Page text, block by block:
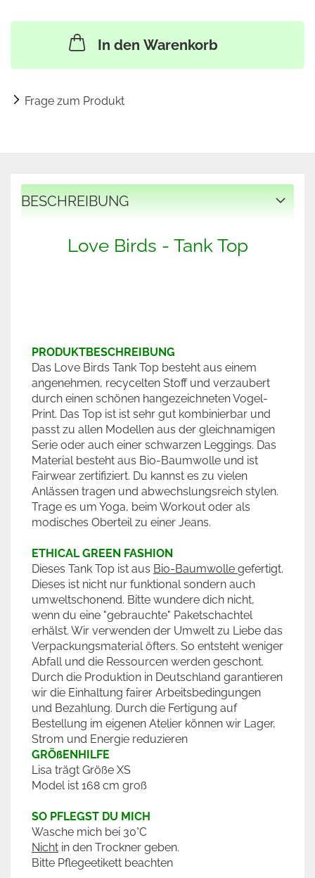
In den Warenkorb
Frage zum Produkt
BESCHREIBUNG
Love Birds - Tank Top
PRODUKTBESCHREIBUNG
Das Love Birds Tank Top besteht aus einem
angenehmen, recycelten Stoff und verzaubert
durch einen schönen hangezeichneten Vogel-
Print. Das Top ist ist sehr gut kombinierbar und
passt zu allen Modellen aus der gleichnamigen
Serie oder auch einer schwarzen Leggings. Das
Material besteht aus Bio-Baumwolle und ist
Fairwear zertifiziert. Du kannst es zu vielen
Anlässen tragen und abwechslungsreich stylen.
Trage es um Yoga, beim Workout oder als
modisches Oberteil zu einer Jeans.
ETHICAL GREEN FASHION
Dieses Tank Top ist aus Bio-Baumwolle gefertigt.
Dieses ist nicht nur funktional sondern auch
umweltschonend. Bitte wundere dich nicht,
wenn du eine "gebrauchte" Paketschachtel
erhälst. Wir verwenden der Umwelt zu Liebe das
Verpackungsmaterial öfters. So entsteht weniger
Abfall und die Ressourcen werden geschont.
Durch die Produktion in Deutschland garantieren
wir die Einhaltung fairer Arbeitsbedingungen
und Bezahlung. Durch die Fertigung auf
Bestellung im eigenen Atelier können wir Lager,
Strom und Energie reduzieren
GRÖßENHILFE
Lisa trägt Größe XS
Model ist 168 cm groß
SO PFLEGST DU MICH
Wasche mich bei 30°C
Nicht in den Trockner geben.
Bitte Pflegeetikett beachten